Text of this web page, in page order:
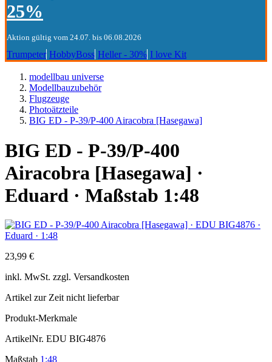
25%
Aktion gültig vom 24.07. bis 06.08.2026
Trumpeter HobbyBoss Heller - 30% I love Kit
modellbau universe
Modellbauzubehör
Flugzeuge
Photoätzteile
BIG ED - P-39/P-400 Airacobra [Hasegawa]
BIG ED - P-39/P-400
Airacobra [Hasegawa] ·
Eduard · Maßstab 1:48
23,99 €
inkl. MwSt. zzgl. Versandkosten
Artikel zur Zeit nicht lieferbar
Produkt-Merkmale
ArtikelNr. EDU BIG4876
Maßstab 1:48